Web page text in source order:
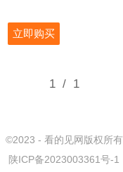
立即购买
©2023 - 看的见网版权所有
陕ICP备2023003361号-1